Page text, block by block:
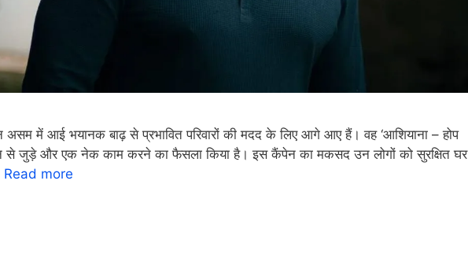
असम में आई भयानक बाढ़ से प्रभावित परिवारों की मदद के लिए आगे आए हैं। वह ‘आशियाना – होप
से जुड़े और एक नेक काम करने का फैसला किया है। इस कैंपेन का मकसद उन लोगों को सुरक्षित घर
Read more